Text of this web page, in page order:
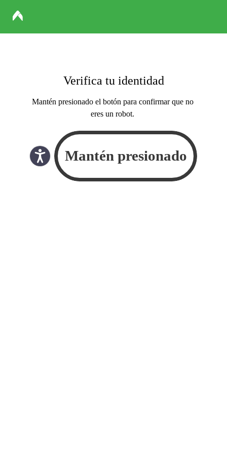
Verifica tu identidad
Mantén presionado el botón para confirmar que no
eres un robot.